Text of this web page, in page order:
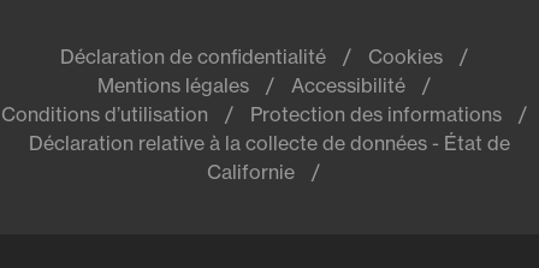
Déclaration de confidentialité
Cookies
Mentions légales
Accessibilité
Conditions d’utilisation
Protection des informations
Déclaration relative à la collecte de données - État de
Californie